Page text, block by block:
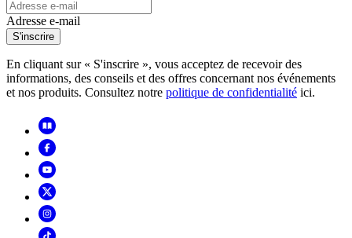
Adresse e-mail
S'inscrire
En cliquant sur « S'inscrire », vous acceptez de recevoir des
informations, des conseils et des offres concernant nos événements
et nos produits. Consultez notre politique de confidentialité ici.